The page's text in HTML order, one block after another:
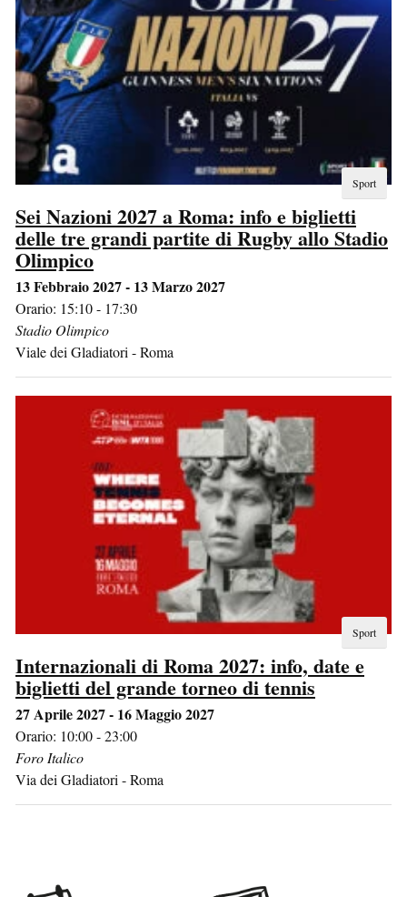
Sport
Sei Nazioni 2027 a Roma: info e biglietti
delle tre grandi partite di Rugby allo Stadio
Olimpico
13 Febbraio 2027 - 13 Marzo 2027
Orario: 15:10 - 17:30
Stadio Olimpico
Viale dei Gladiatori -Roma
Sport
Internazionali di Roma 2027: info, date e
biglietti del grande torneo di tennis
27 Aprile 2027 - 16 Maggio 2027
Orario: 10:00 - 23:00
Foro Italico
Via dei Gladiatori -Roma